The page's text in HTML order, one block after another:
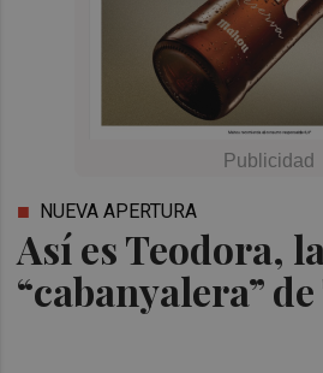
Así es Teodora,
“cabanyalera”
NUEVA APERTURA